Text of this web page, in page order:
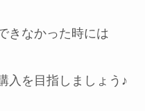
きなかった時には
入を目指しましょう♪